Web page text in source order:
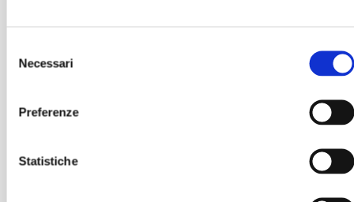
delNecessari
Preferenze
Statistiche